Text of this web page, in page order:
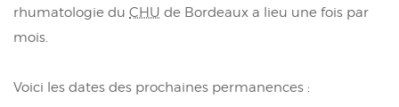
rhumatologie du CHU de Bordeaux a lieu une fois par
mois.
Voici les dates des prochaines permanences :